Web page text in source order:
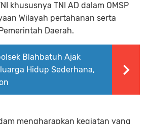
khususnya TNI AD dalam OMSP
Wilayah pertahanan serta
Daerah.
Blahbatuh Ajak
Hidup Sederhana,
mengharapkan kegiatan yang